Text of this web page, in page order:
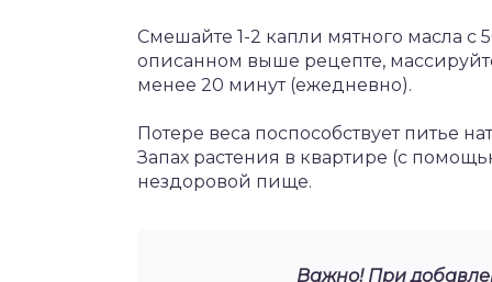
Смешайте 1-2 капли мятного масла с
описанном выше рецепте,
менее 20 минут (ежедневно).
Потере веса поспособствует питье
Запах растения в квартире (с
нездоровой пище.
Важно! При